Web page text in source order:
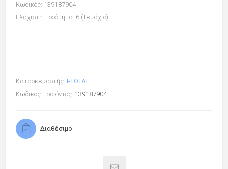
Κωδικός: 139187904
Ελάχιστη Ποσότητα: 6 (Τεμάχιο)
Κατασκευαστής: I-TOTAL
Κωδικός προϊόντος: 139187904
Διαθέσιμο